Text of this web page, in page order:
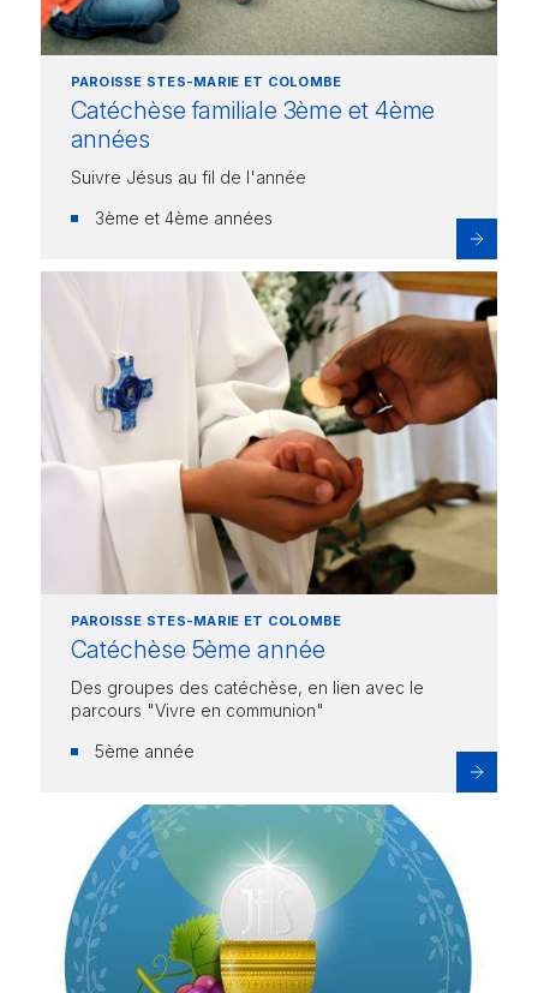
PAROISSE STES-MARIE ET COLOMBE
Catéchèse familiale 3ème et 4ème
années
Suivre Jésus au fil de l'année
3ème et 4ème années
PAROISSE STES-MARIE ET COLOMBE
Catéchèse 5ème année
Des groupes des catéchèse, en lien avec le
parcours "Vivre en communion"
5ème année